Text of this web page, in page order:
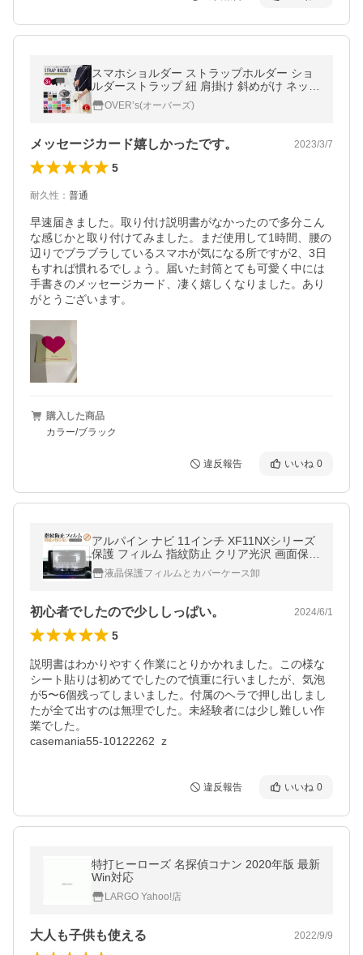
スマホショルダー ストラップホルダー ショ
ルダーストラップ 紐 肩掛け 斜めがけ ネック
ストラップ iphone android 全機種対応 iPho
ne14 pro SE 13 12 11 柄
OVER’s(オーバーズ)
メッセージカード嬉しかったです。 2023/3/7
5
耐久性 ： 普通
早速届きました。取り付け説明書がなかったので多分こん
な感じかと取り付けてみました。まだ使用して1時間、腰の
辺りでブラブラしているスマホが気になる所ですが2、3日
もすれば慣れるでしょう。届いた封筒とても可愛く中には
手書きのメッセージカード、凄く嬉しくなりました。あり
がとうございます。
購入した商品
カラー/ブラック
違反報告 いいね 0
アルパイン ナビ 11インチ XF11NXシリーズ
保護 フィルム 指紋防止 クリア光沢 画面保護
シート 互換品
液晶保護フィルムとカバーケース卸
初心者でしたので少ししっぱい。 2024/6/1
5
説明書はわかりやすく作業にとりかかれました。この様な
シート貼りは初めてでしたので慎重に行いましたが、気泡
が5〜6個残ってしまいました。付属のヘラで押し出しまし
たが全て出すのは無理でした。未経験者には少し難しい作
業でした。
casemania55-10122262  z
違反報告 いいね 0
特打ヒーローズ 名探偵コナン 2020年版 最新
Win対応
LARGO Yahoo!店
大人も子供も使える 2022/9/9